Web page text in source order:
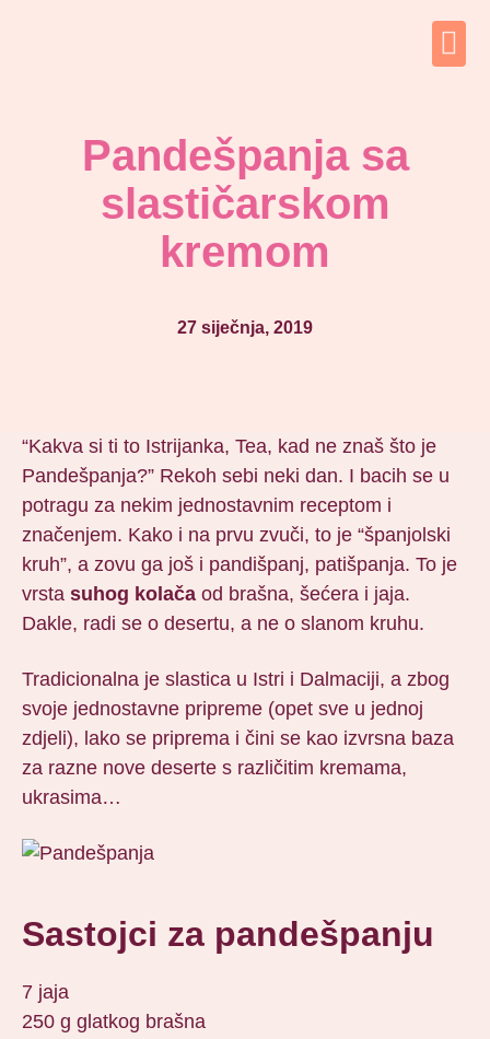
Pandešpanja sa
slastičarskom
kremom
27 siječnja, 2019
“Kakva si ti to Istrijanka, Tea, kad ne znaš što je
Pandešpanja?” Rekoh sebi neki dan. I bacih se u
potragu za nekim jednostavnim receptom i
značenjem. Kako i na prvu zvuči, to je “španjolski
kruh”, a zovu ga još i pandišpanj, patišpanja. To je
vrsta suhog kolača od brašna, šećera i jaja.
Dakle, radi se o desertu, a ne o slanom kruhu.
Tradicionalna je slastica u Istri i Dalmaciji, a zbog
svoje jednostavne pripreme (opet sve u jednoj
zdjeli), lako se priprema i čini se kao izvrsna baza
za razne nove deserte s različitim kremama,
ukrasima…
Sastojci za pandešpanju
7 jaja
250 g glatkog brašna